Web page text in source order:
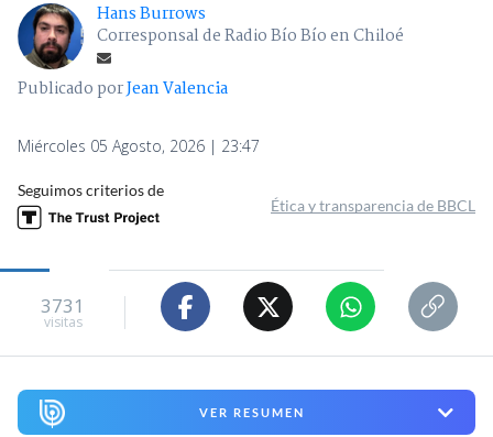
Hans Burrows
Corresponsal de Radio Bío Bío en Chiloé
Publicado porJean Valencia
Miércoles 05 Agosto, 2026 | 23:47
Seguimos criterios de
Ética y transparencia de BBCL
3731
visitas
VER RESUMEN